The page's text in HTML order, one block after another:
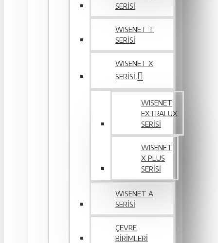
SERİSİ
WISENET T
SERİSİ
WISENET X
SERİSİ
WISENET
EXTRALUX
SERISI
WISENET
X PLUS
SERISI
WISENET A
SERİSİ
ÇEVRE
BIRIMLERI